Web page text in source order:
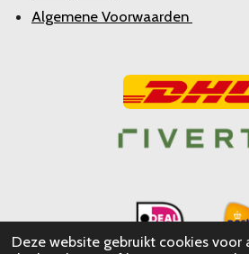
Deze website gebruikt cookies voor
Algemene Voorwaarden